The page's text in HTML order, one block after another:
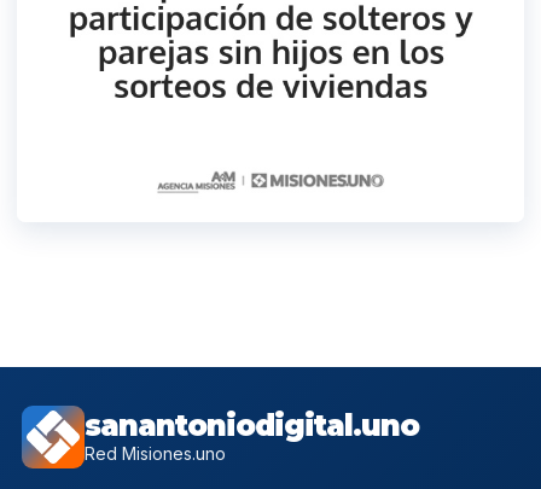
sanantoniodigital.uno
Red Misiones.uno